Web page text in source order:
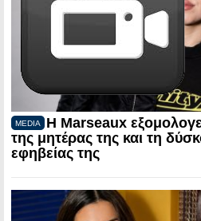
MEDIA
Η Marseaux
της μητέρας της και τη
εφηβείας της